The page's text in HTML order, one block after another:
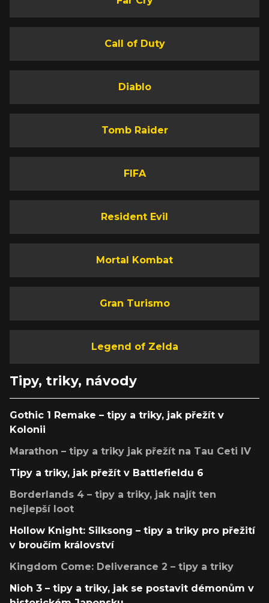
Call of Duty
Diablo
Tomb Raider
FIFA
Resident Evil
Mortal Kombat
Gran Turismo
Legend of Zelda
Tipy, triky, návody
Gothic 1 Remake – tipy a triky, jak přežít v
Kolonii
Marathon – tipy a triky jak přežít na Tau Ceti IV
Tipy a triky, jak přežít v Battlefieldu 6
Borderlands 4 – tipy a triky, jak najít ten
nejlepší loot
Hollow Knight: Silksong – tipy a triky pro přežití
v broučím království
Kingdom Come: Deliverance 2 – tipy a triky
Nioh 3 – tipy a triky, jak se postavit démonům v